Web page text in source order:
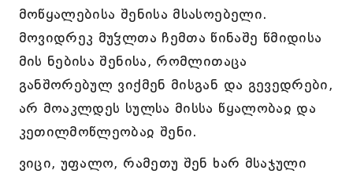
მოწყალებისა შენისა მსასოებელი.
მოვიდრეკ მუჴლთა ჩემთა წინაშე წმიდისა
მის ნებისა შენისა, რომლითაცა
განშორებულ ვიქმენ მისგან და გევედრები,
არ მოაკლდეს სულსა მისსა წყალობაჲ და
კეთილმოწლეობაჲ შენი.
ვიცი, უფალო, რამეთუ შენ ხარ მსაჯული